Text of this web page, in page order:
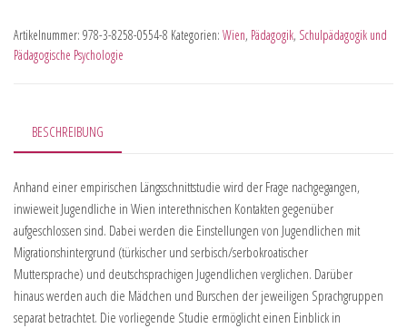
Artikelnummer: 978-3-8258-0554-8 Kategorien: Wien, Pädagogik, Schulpädagogik und
Pädagogische Psychologie
BESCHREIBUNG
Anhand einer empirischen Längsschnittstudie wird der Frage nachgegangen,
inwieweit Jugendliche in Wien interethnischen Kontakten gegenüber
aufgeschlossen sind. Dabei werden die Einstellungen von Jugendlichen mit
Migrationshintergrund (türkischer und serbisch/serbokroatischer
Muttersprache) und deutschsprachigen Jugendlichen verglichen. Darüber
hinaus werden auch die Mädchen und Burschen der jeweiligen Sprachgruppen
separat betrachtet. Die vorliegende Studie ermöglicht einen Einblick in